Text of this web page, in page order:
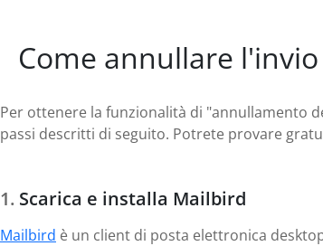
Come annullare
Per ottenere la funzionalità di "annullamento
passi descritti di seguito. Potrete provare
Scarica e installa Mailbird
Mailbird è un client di posta elettronica